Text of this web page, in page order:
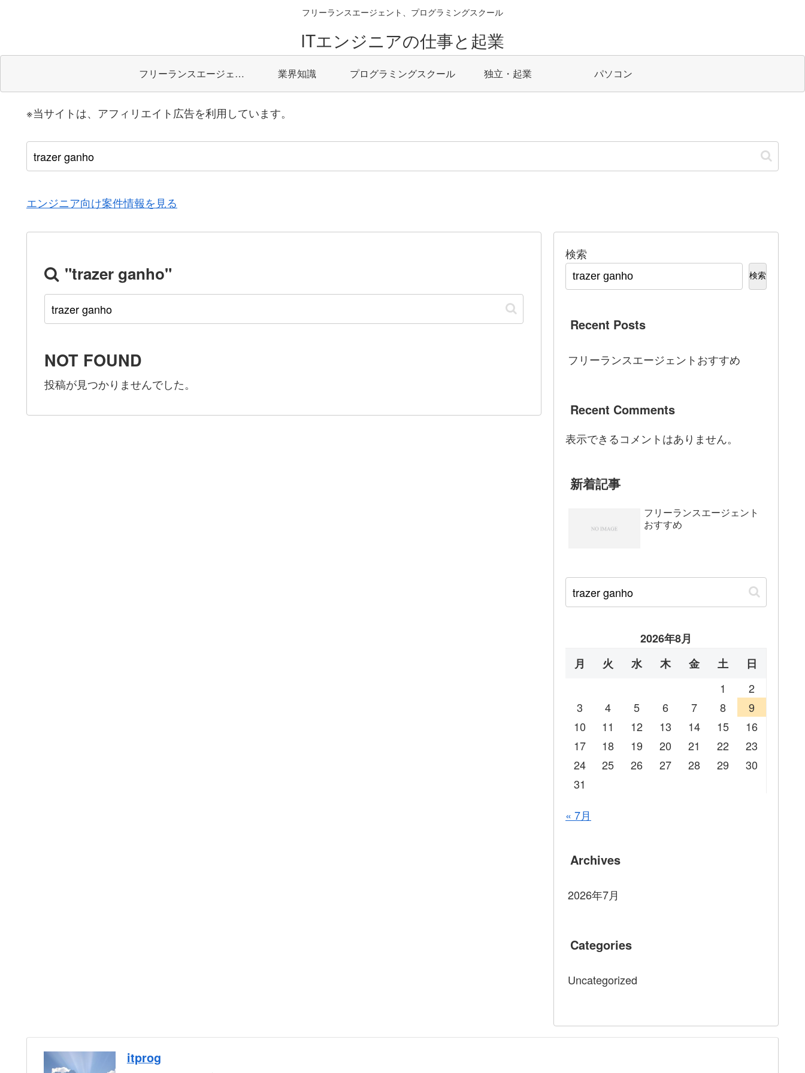
フリーランスエージェント、プログラミングスクール
ITエンジニアの仕事と起業
フリーランスエージェント 業界知識 プログラミングスクール 独立・起業 パソコン
※当サイトは、アフィリエイト広告を利用しています。
エンジニア向け案件情報を見る
"trazer ganho"
NOT FOUND
投稿が見つかりませんでした。
検索
検索
Recent Posts
フリーランスエージェントおすすめ
Recent Comments
表示できるコメントはありません。
新着記事
フリーランスエージェント
おすすめ
2026年8月
月
火 水 木 金 土
日
1
2
3
4 5 6 7 8
9
10
11 12 13 14 15
16
17
18 19 20 21 22
23
24
25 26 27 28 29
30
31
« 7月
Archives
2026年7月
Categories
Uncategorized
itprog